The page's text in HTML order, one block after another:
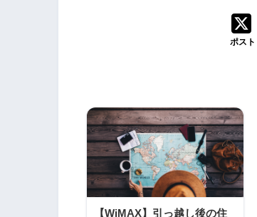
ポスト
【WiMAX】引っ越し後の住